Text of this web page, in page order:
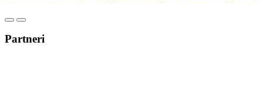
PosunúťPosunúť
Partneri